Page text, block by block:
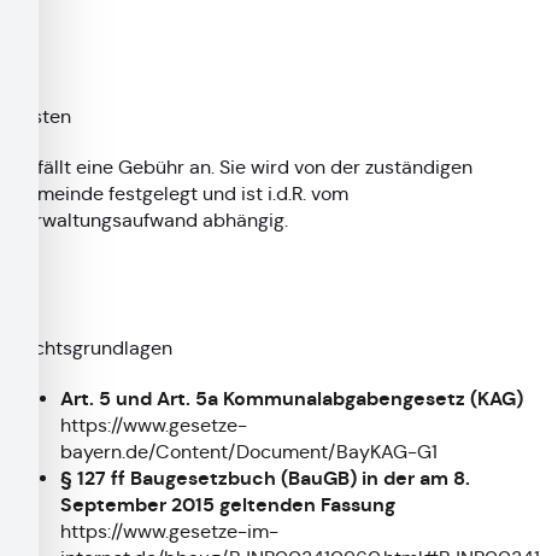
Kosten
Es fällt eine Gebühr an. Sie wird von der zuständigen
Gemeinde festgelegt und ist i.d.R. vom
Verwaltungsaufwand abhängig.
Rechtsgrundlagen
Art. 5 und Art. 5a Kommunalabgabengesetz (KAG)
https://www.gesetze-
bayern.de/Content/Document/BayKAG-G1
§ 127 ff Baugesetzbuch (BauGB) in der am 8.
September 2015 geltenden Fassung
https://www.gesetze-im-